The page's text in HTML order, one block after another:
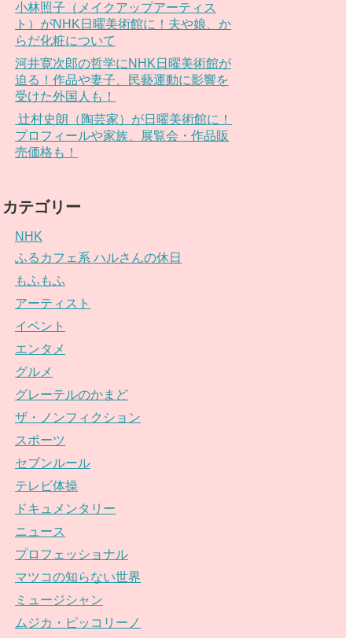
小林照子（メイクアップアーティス
ト）がNHK日曜美術館に！夫や娘、か
らだ化粧について
河井寛次郎の哲学にNHK日曜美術館が
迫る！作品や妻子、民藝運動に影響を
受けた外国人も！
辻村史朗（陶芸家）が日曜美術館に！
プロフィールや家族、展覧会・作品販
売価格も！
カテゴリー
NHK
ふるカフェ系 ハルさんの休日
もふもふ
アーティスト
イベント
エンタメ
グルメ
グレーテルのかまど
ザ・ノンフィクション
スポーツ
セブンルール
テレビ体操
ドキュメンタリー
ニュース
プロフェッショナル
マツコの知らない世界
ミュージシャン
ムジカ・ピッコリーノ